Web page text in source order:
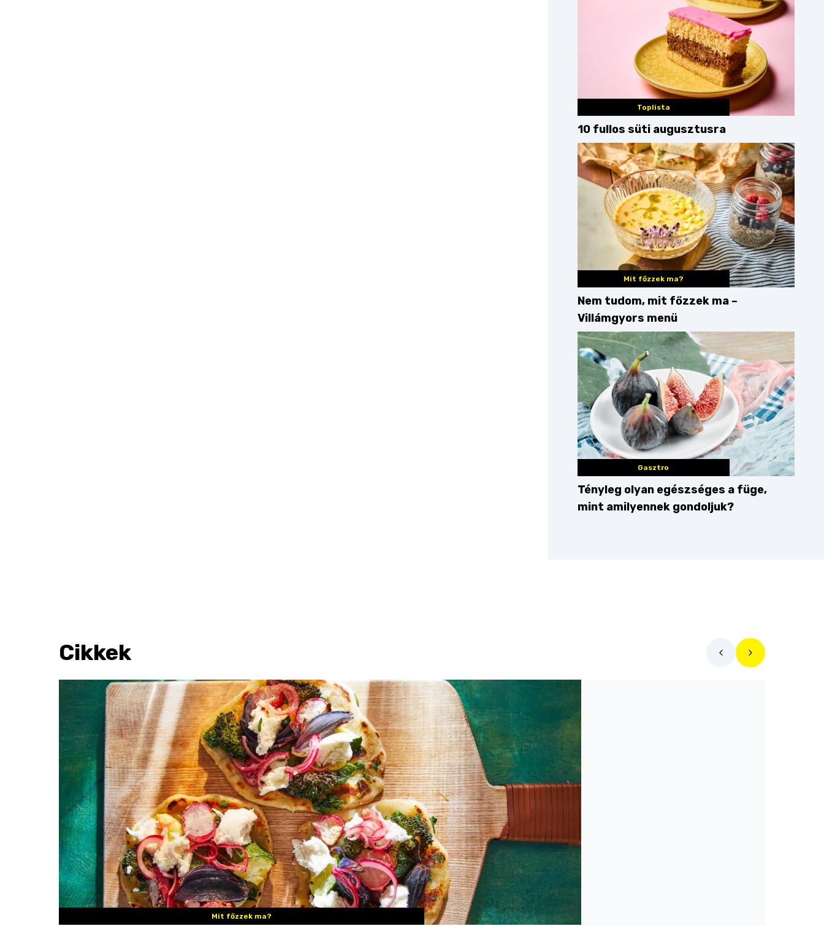
Toplista
10 fullos süti augusztusra
Mit főzzek ma?
Nem tudom, mit főzzek ma –
Villámgyors menü
Gasztro
Tényleg olyan egészséges a füge,
mint amilyennek gondoljuk?
Cikkek
Mit főzzek ma?